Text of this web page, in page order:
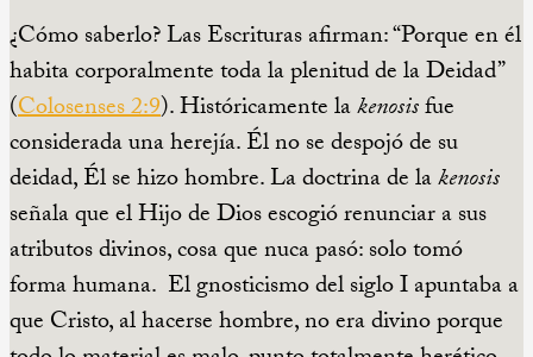
¿Cómo saberlo? Las Escrituras afirman: “Porque en él
habita corporalmente toda la plenitud de la Deidad”
(Colosenses 2:9). Históricamente lakenosisfue
considerada una herejía. Él no se despojó de su
deidad, Él se hizo hombre. La doctrina de lakenosis
señala que el Hijo de Dios escogió renunciar a sus
atributos divinos, cosa que nuca pasó: solo tomó
forma humana. El gnosticismo del siglo I apuntaba a
que Cristo, al hacerse hombre, no era divino porque